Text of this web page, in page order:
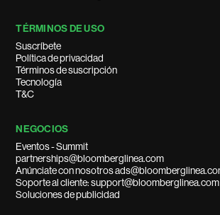
TÉRMINOS DE USO
Suscríbete
Política de privacidad
Términos de suscripción
Tecnología
T&C
NEGOCIOS
Eventos - Summit
partnerships@bloomberglinea.com
Anúnciate con nosotros
Soporte al cliente: support@bloomberglinea.com
Soluciones de publicidad